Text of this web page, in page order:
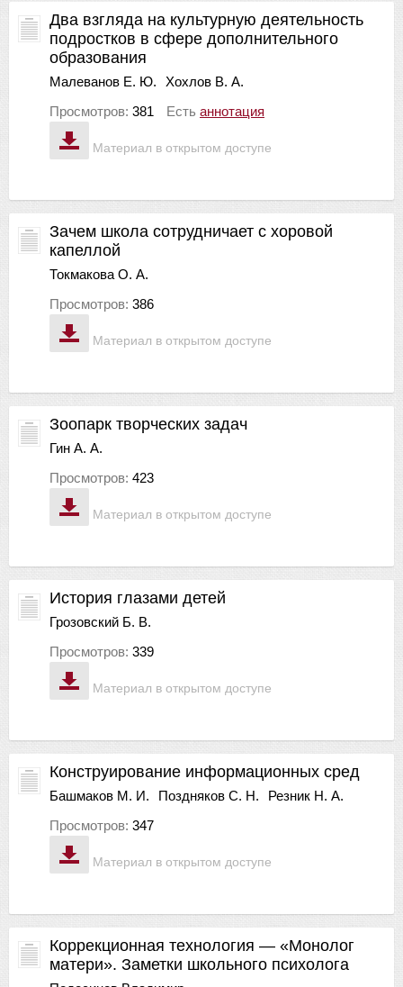
Материал в открытом доступе
Два взгляда на культурную деятельность
подростков в сфере дополнительного
образования
Малеванов Е. Ю.
Хохлов В. А.
Просмотров: 381 Есть аннотация
Материал в открытом доступе
Зачем школа сотрудничает с хоровой
капеллой
Токмакова О. А.
Просмотров: 386
Материал в открытом доступе
Зоопарк творческих задач
Гин А. А.
Просмотров: 423
Материал в открытом доступе
История глазами детей
Грозовский Б. В.
Просмотров: 339
Материал в открытом доступе
Конструирование информационных сред
Башмаков М. И. Поздняков С. Н.
Резник Н. А.
Просмотров: 347
Коррекционная технология — «Монолог
матери». Заметки школьного психолога